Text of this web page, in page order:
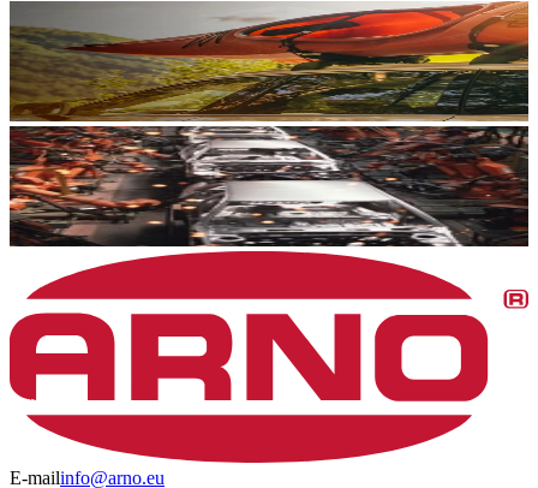
E-mailinfo@arno.eu